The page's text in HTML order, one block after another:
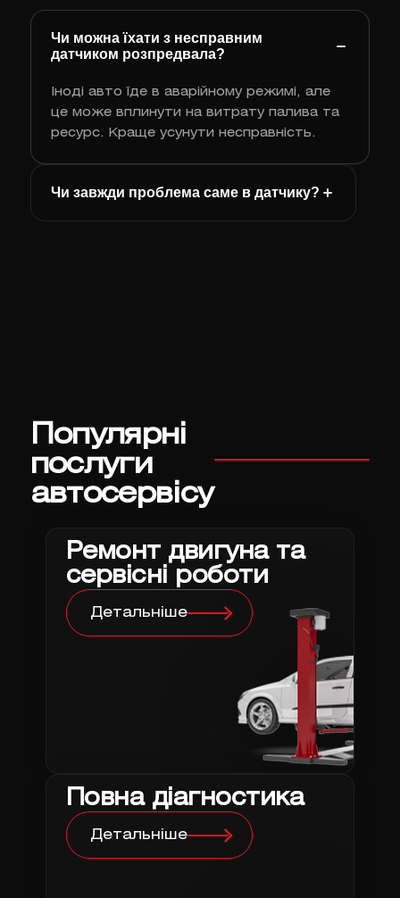
Чи можна їхати з несправним
датчиком розпредвала?
Іноді авто їде в аварійному режимі, але
це може вплинути на витрату палива та
ресурс. Краще усунути несправність.
Чи завжди проблема саме в датчику?
Популярні
послуги
автосервісу
Ремонт двигуна та
сервісні роботи
Детальніше
Повна діагностика
Детальніше